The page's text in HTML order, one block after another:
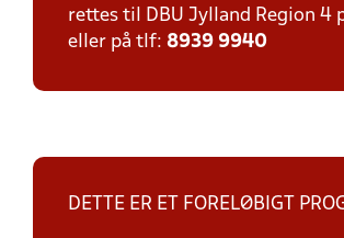
rettes til DBU Jylland Region 4
eller på tlf: 8939 9940
DETTE ER ET FORELØBIGT